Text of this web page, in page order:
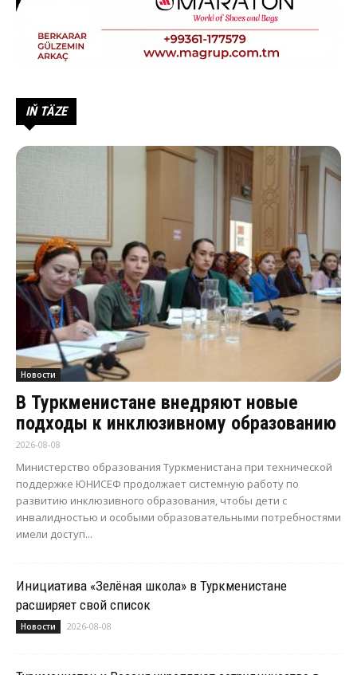
IŇ TÄZE
Новости
В Туркменистане внедряют новые
подходы к инклюзивному образованию
2026-08-08
Министерство образования Туркменистана при технической
поддержке ЮНИСЕФ продолжает системную работу по
развитию инклюзивного образования, чтобы дети с
инвалидностью и особыми образовательными потребностями
имели доступ...
Инициатива «Зелёная школа» в Туркменистане
расширяет свой список
Новости 2026-08-08